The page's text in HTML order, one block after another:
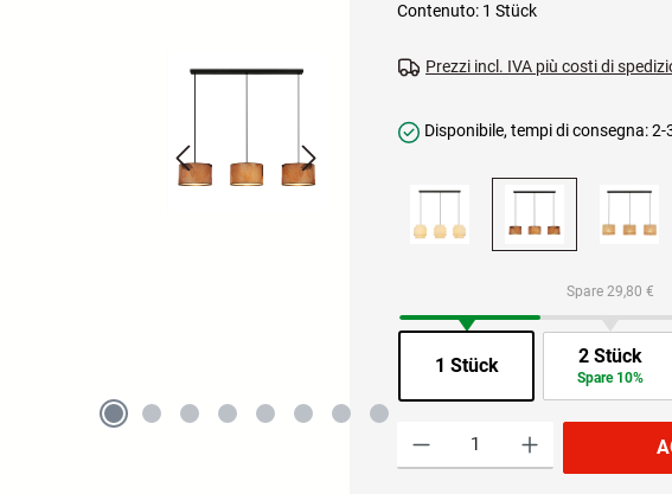
Contenuto: 1 Stück
Prezzi incl. IVA più costi di
Disponibile, tempi di consegna: 2-
1 Stück
Spare 29,80 €
2 Stück
Spare 10%